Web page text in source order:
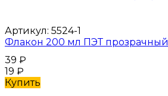
Артикул: 5524-1
Флакон 200 мл ПЭТ прозрачный
39 ₽
19 ₽
Купить